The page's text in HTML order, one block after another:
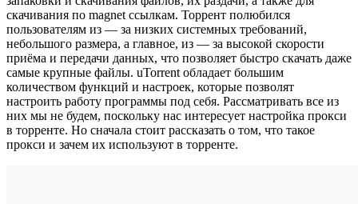
скачивания по magnet ссылкам. Торрент полюбился
пользователям из — за низких системных требований,
небольшого размера, а главное, из — за высокой скорости
приёма и передачи данных, что позволяет быстро скачать даже
самые крупные файлы. uTorrent обладает большим
количеством функций и настроек, которые позволят
настроить работу программы под себя. Рассматривать все из
них мы не будем, поскольку нас интересует настройка прокси
в торренте. Но сначала стоит рассказать о том, что такое
прокси и зачем их используют в торренте.